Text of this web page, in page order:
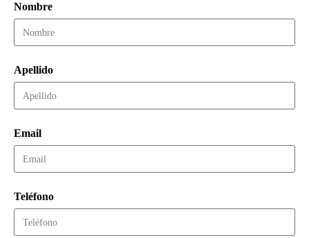
Nombre
Apellido
Email
Teléfono